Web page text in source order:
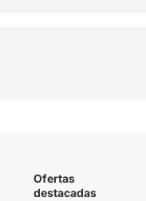
Ofertas
destacadas